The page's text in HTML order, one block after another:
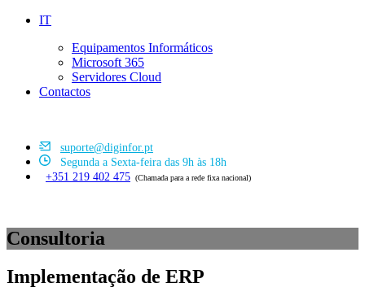
IT
Equipamentos Informáticos
Microsoft 365
Servidores Cloud
Contactos
suporte@diginfor.pt
Segunda a Sexta-feira das 9h às 18h
+351 219 402 475 (Chamada para a rede fixa nacional)
Consultoria
Implementação de ERP